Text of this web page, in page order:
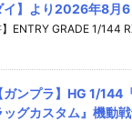
イ】より2026年8月6
ENTRY GRADE 1/144
ガンプラ】HG 1/144
ッグカスタム』機動